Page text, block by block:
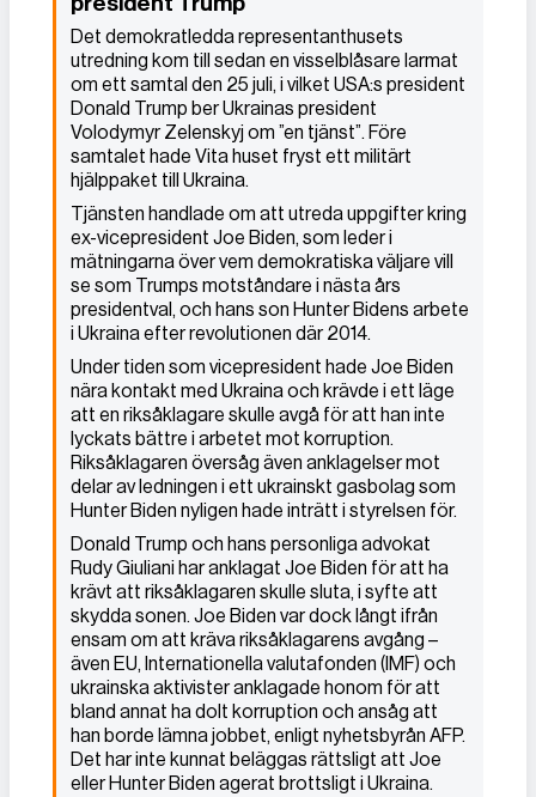
Det demokratledda representanthusets
utredning kom till sedan en visselblåsare larmat
om ett samtal den 25 juli, i vilket USA:s president
Donald Trump ber Ukrainas president
Volodymyr Zelenskyj om ”en tjänst”. Före
samtalet hade Vita huset fryst ett militärt
hjälppaket till Ukraina.
Tjänsten handlade om att utreda uppgifter kring
ex-vicepresident Joe Biden, som leder i
mätningarna över vem demokratiska väljare vill
se som Trumps motståndare i nästa års
presidentval, och hans son Hunter Bidens arbete
i Ukraina efter revolutionen där 2014.
Under tiden som vicepresident hade Joe Biden
nära kontakt med Ukraina och krävde i ett läge
att en riksåklagare skulle avgå för att han inte
lyckats bättre i arbetet mot korruption.
Riksåklagaren översåg även anklagelser mot
delar av ledningen i ett ukrainskt gasbolag som
Hunter Biden nyligen hade inträtt i styrelsen för.
Donald Trump och hans personliga advokat
Rudy Giuliani har anklagat Joe Biden för att ha
krävt att riksåklagaren skulle sluta, i syfte att
skydda sonen. Joe Biden var dock långt ifrån
ensam om att kräva riksåklagarens avgång –
även EU, Internationella valutafonden (IMF) och
ukrainska aktivister anklagade honom för att
bland annat ha dolt korruption och ansåg att
han borde lämna jobbet, enligt nyhetsbyrån AFP.
Det har inte kunnat beläggas rättsligt att Joe
eller Hunter Biden agerat brottsligt i Ukraina.